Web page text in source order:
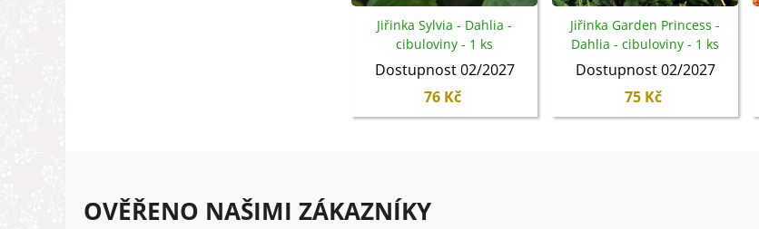
Jiřinka Sylvia - Dahlia -
cibuloviny - 1 ks
Dostupnost 02/2027
76 Kč
Jiřinka Garden Princess -
Dahlia - cibuloviny - 1 ks
Dostupnost 02/2027
75 Kč
OVĚŘENO NAŠIMI ZÁKAZNÍKY